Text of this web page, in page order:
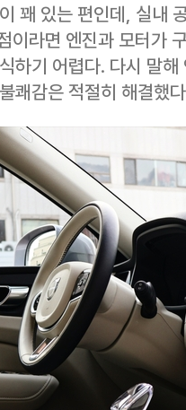
꽤 있는 편인데, 실내
라면 엔진과 모터가
하기 어렵다. 다시 말
쾌감은 적절히 해결했